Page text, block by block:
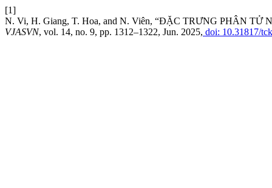
[1]
N. Vi, H. Giang, T. Hoa, and N. Viên, “ĐẶC TRƯNG PHÂN
VJASVN, vol. 14, no. 9, pp. 1312–1322, Jun. 2025, doi: 10.31817/